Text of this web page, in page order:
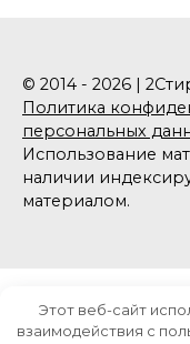
© 2014 - 2026 |
Политика
персональных
Использование
наличии
материалом.
Этот веб-сайт
взаимодействия с